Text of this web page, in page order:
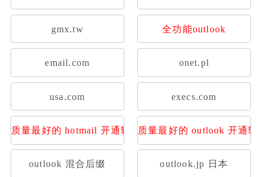
gmx.tw 全功能outlook
email.com onet.pl
usa.com execs.com
质量最好的 hotmail 开通转发质量最好的 outlook 开通转
outlook 混合后缀 outlook.jp 日本